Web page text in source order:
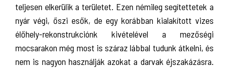
teljesen elkerülik a területet. Ezen némileg segítettetek a
nyár végi, őszi esők, de egy korábban kialakított vizes
élőhely-rekonstrukciónk kivételével a mezőségi
mocsarakon még most is száraz lábbal tudunk átkelni, és
nem is nagyon használják azokat a darvak éjszakázásra.